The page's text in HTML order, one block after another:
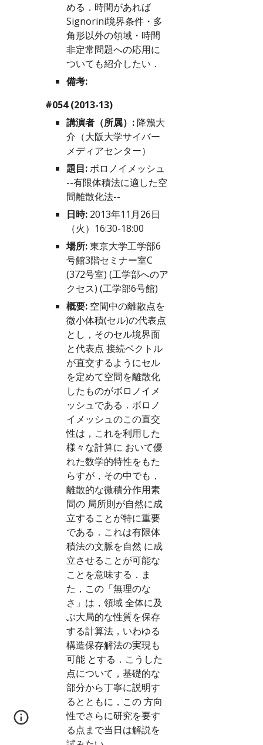
める．時間があれば
Signorini境界条件・多
角形以外の領域・時間
非定常問題への応用に
ついても紹介したい．
備考:
#054 (2013-13)
講演者（所属）: 降籏大
介（大阪大学サイバー
メディアセンター）
題目: ボロノイメッシュ
--有限体積法に適した空
間離散化法--
日時: 2013年11月26日
（火）16:30-18:00
場所: 東京大学工学部6
号館3階セミナー室C
(372号室) (工学部へのア
クセス) (工学部6号館)
概要: 空間中の離散点を
微小体積(セル)の代表点
とし，そのセル境界面
と代表点 接続ベクトル
が直交するようにセル
を定めて空間を離散化
したものがボロノイメ
ッシュである．ボロノ
イメッシュのこの直交
性は，これを利用した
様々な計算に おいて優
れた数学的特性をもた
らすが，その中でも，
離散的な微積分作用素
間の 局所則が自然に成
立することが特に重要
である．これは有限体
積法の文脈を自然 に成
立させることが可能な
ことを意味する．ま
た，この「無理のな
さ」は，領域 全体に及
ぶ大局的な性質を保存
する計算法，いわゆる
構造保存解法の実現も
可能 とする．こうした
点について，基礎的な
部分から丁寧に説明す
るとともに，この 方向
性でさらに研究を要す
る点まで当日は解説を